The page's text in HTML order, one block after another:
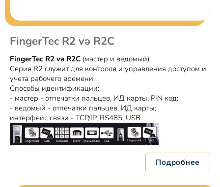
FingerTec R2 və R2C
FingerTec R2 və R2C (мастер и ведомый)
Серия R2 служит для контроля и управления доступом и
учета рабочего времени.
Способы идентификации:
- мастер - отпечатки пальцев, ИД карты, PIN код;
- ведомый - отпечатки пальцев, ИД карты;
интерфейс связи - TCP/IP, RS485, USB.
Подробнее